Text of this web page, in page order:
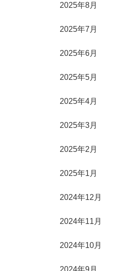
2025年8月
2025年7月
2025年6月
2025年5月
2025年4月
2025年3月
2025年2月
2025年1月
2024年12月
2024年11月
2024年10月
2024年9月